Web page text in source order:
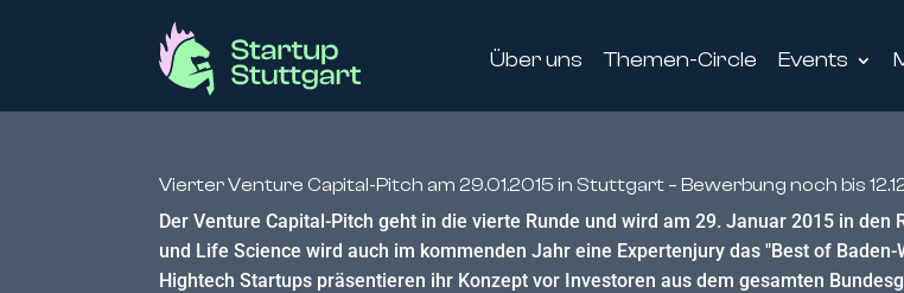
Über uns Themen-Circle Events
Vierter Venture Capital-Pitch am 29.01.2015 in Stuttgart – Bewerbung noch bis
Der Venture Capital-Pitch geht in die vierte Runde und wird am 29. Januar 2015 in
und Life Science wird auch im kommenden Jahr eine Expertenjury das "Best of
Hightech Startups präsentieren ihr Konzept vor Investoren aus dem gesamten